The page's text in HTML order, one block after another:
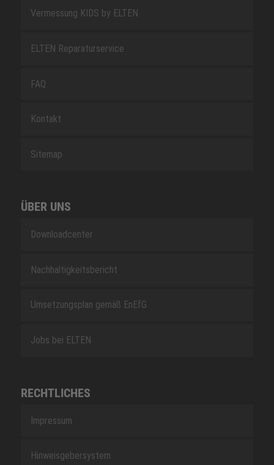
Vermessung KIDS by ELTEN
ELTEN Reparaturservice
FAQ
Kontakt
Sitemap
ÜBER UNS
Downloadcenter
Nachhaltigkeitsbericht
Umsetzungsplan gemäß EnEfG
Jobs bei ELTEN
RECHTLICHES
Impressum
Hinweisgebersystem